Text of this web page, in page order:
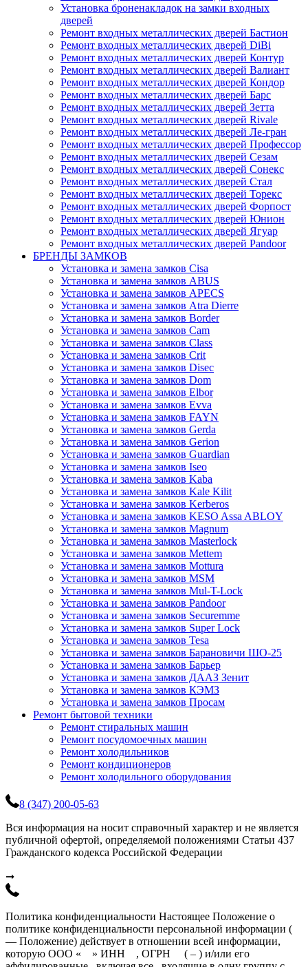
Установка броненакладок на замки входных
дверей
Ремонт входных металлических дверей Бастион
Ремонт входных металлических дверей DiBi
Ремонт входных металлических дверей Контур
Ремонт входных металлических дверей Валиант
Ремонт входных металлических дверей Кондор
Ремонт входных металлических дверей Барс
Ремонт входных металлических дверей Зетта
Ремонт входных металлических дверей Rivale
Ремонт входных металлических дверей Ле-гран
Ремонт входных металлических дверей Профессор
Ремонт входных металлических дверей Сезам
Ремонт входных металлических дверей Сонекс
Ремонт входных металлических дверей Стал
Ремонт входных металлических дверей Торекс
Ремонт входных металлических дверей Форпост
Ремонт входных металлических дверей Юнион
Ремонт входных металлических дверей Ягуар
Ремонт входных металлических дверей Pandoor
БРЕНДЫ ЗАМКОВ
Установка и замена замков Cisa
Установка и замена замков ABUS
Установка и замена замков APECS
Установка и замена замков Atra Dierre
Установка и замена замков Border
Установка и замена замков Cam
Установка и замена замков Class
Установка и замена замков Crit
Установка и замена замков Disec
Установка и замена замков Dom
Установка и замена замков Elbor
Установка и замена замков Evva
Установка и замена замков FAYN
Установка и замена замков Gerda
Установка и замена замков Gerion
Установка и замена замков Guardian
Установка и замена замков Iseo
Установка и замена замков Kaba
Установка и замена замков Kale Kilit
Установка и замена замков Kerberos
Установка и замена замков KESO Assa ABLOY
Установка и замена замков Magnum
Установка и замена замков Masterlock
Установка и замена замков Mettem
Установка и замена замков Mottura
Установка и замена замков MSM
Установка и замена замков Mul-T-Lock
Установка и замена замков Pandoor
Установка и замена замков Securemme
Установка и замена замков Super Lock
Установка и замена замков Tesa
Установка и замена замков Барановичи ШО-25
Установка и замена замков Барьер
Установка и замена замков ДААЗ Зенит
Установка и замена замков КЭМЗ
Установка и замена замков Просам
Ремонт бытовой техники
Ремонт стиральных машин
Ремонт посудомоечных машин
Ремонт холодильников
Ремонт кондиционеров
Ремонт холодильного оборудования
8 (347) 200-05-63
Вся информация на носит справочный характер и не является
публичной офертой, определяемой положениями Статьи 437
Гражданского кодекса Российской Федерации
➞
Политика конфиденциальности Настоящее Положение о
политике конфиденциальности персональной информации (
— Положение) действует в отношении всей информации,
которую ООО « » ИНН , ОГРН ( – ) и/или его